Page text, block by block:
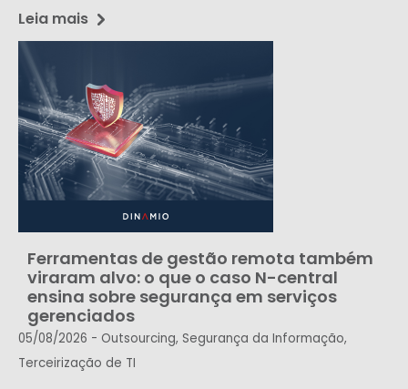
Leia mais
Ferramentas de gestão remota também
viraram alvo: o que o caso N-central
ensina sobre segurança em serviços
gerenciados
05/08/2026 - Outsourcing, Segurança da Informação,
Terceirização de TI